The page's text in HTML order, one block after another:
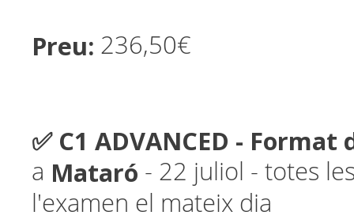
Preu: 236,50€
✅ C1 ADVANCED -
a Mataró - 22 juliol - totes
l'examen el mateix dia